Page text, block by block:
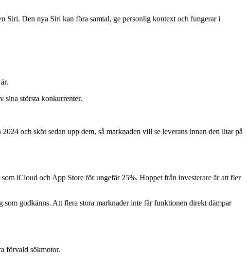
Siri. Den nya Siri kan föra samtal, ge personlig kontext och fungerar i
sina största konkurrenter.
och sköt sedan upp dem, så marknaden vill se leverans innan den litar på
iCloud och App Store för ungefär 25%. Hoppet från investerare är att fler
godkänns. Att flera stora marknader inte får funktionen direkt dämpar
förvald sökmotor.